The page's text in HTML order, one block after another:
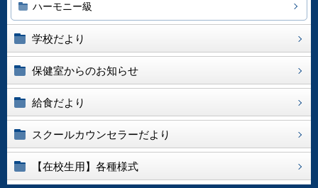
ハーモニー級
学校だより
保健室からのお知らせ
給食だより
スクールカウンセラーだより
【在校生用】各種様式